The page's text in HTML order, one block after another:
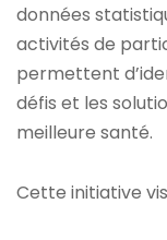
données
activités de
permettent
défis et les
meilleure santé.
Cette initiative